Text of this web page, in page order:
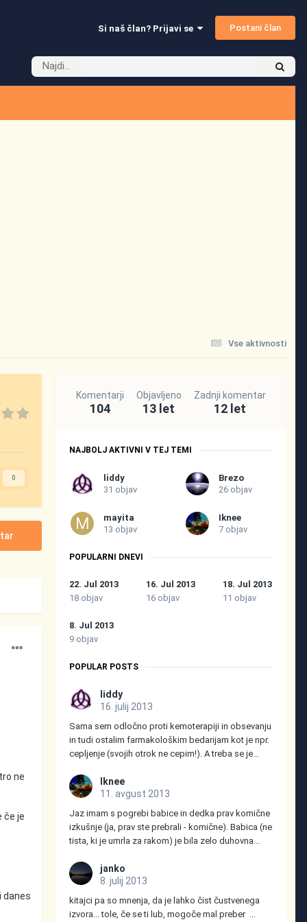
Si naš član? Prijavi se Postani član
Vse aktivnosti
0
ne
če je
danes
Komentarji
104
Objavljeno
13 let
Zadnji komentar
12 let
NAJBOLJ AKTIVNI V TEJ TEMI
liddy
31 objav
Brezo
26 objav
mayita
13 objav
Iknee
7 objav
POPULARNI DNEVI
22. Jul 2013
18 objav
16. Jul 2013
16 objav
18. Jul 2013
11 objav
8. Jul 2013
9 objav
POPULAR POSTS
liddy
16. julij 2013
Sama sem odločno proti kemoterapiji in obsevanju
in tudi ostalim farmakološkim bedarijam kot je npr.
cepljenje (svojih otrok ne cepim!). A treba se je...
Iknee
11. avgust 2013
Jaz imam s pogrebi babice in dedka prav komične
izkušnje (ja, prav ste prebrali - komične). Babica (ne
tista, ki je umrla za rakom) je bila zelo duhovna...
janko
8. julij 2013
kitajci pa so mnenja, da je lahko čist čustvenega
izvora... tole, če se ti lub, mogoče mal preber ...